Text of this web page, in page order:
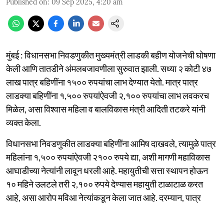
मुंबई : विधानसभा निवडणुकीत मुख्यमंत्री लाडकी बहीण योजनेची घोषणा
केली आणि तातडीने अंमलबजावणीला सुरुवात झाली. सध्या २ कोटी ४७
लाख पात्र बहिणींना १५०० रुपयांचा लाभ देण्यात येतो. मात्र पात्र
लाडक्या बहिणींना १,५०० रुपयांऐवजी २,१०० रुपयांचा लाभ लवकरच
मिळेल, असा विश्वास महिला व बालविकास मंत्री आदिती तटकरे यांनी
व्यक्त केला.
विधानसभा निवडणुकीत लाडक्या बहिणींना आमिष दाखवले, त्यामुळे पात्र
महिलांना १,५०० रुपयांऐवजी २१०० रुपये द्या, अशी मागणी महाविकास
आघाडीच्या नेत्यांनी लावून धरली आहे. महायुतीची सत्ता स्थापन होऊन
१० महिने उलटले तरी २,१०० रुपये देण्यास महायुती टाळाटाळ करत
आहे, असा आरोप मविआ नेत्यांकडून केला जात आहे. दरम्यान, पात्र